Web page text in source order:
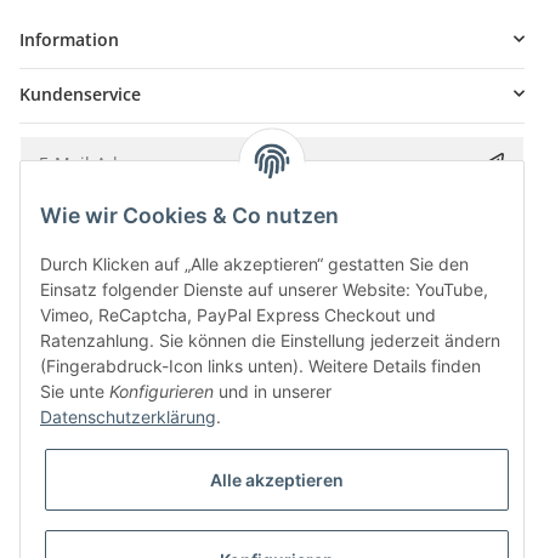
Information
Kundenservice
Bitte senden Sie mir entsprechend IhrerDatenschutzerklärung
* Alle Preise inkl. gesetzlicher USt., zzgl.
Wie wir Cookies & Co nutzen
Durch Klicken auf „Alle akzeptieren“ gestatten Sie den
Einsatz folgender Dienste auf unserer Website: YouTube,
Vimeo, ReCaptcha, PayPal Express Checkout und
Ratenzahlung. Sie können die Einstellung jederzeit ändern
(Fingerabdruck-Icon links unten). Weitere Details finden
Sie unte Konfigurieren und in unserer
Datenschutzerklärung.
Alle akzeptieren